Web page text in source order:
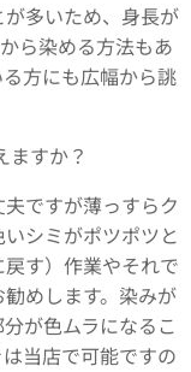
多いため、身長が
ら染める方法もあ
方にも広幅から誂
すか？
ですが薄っすらク
シミがポツポツと
す）作業やそれで
めします。染みが
が色ムラになるこ
当店で可能ですの